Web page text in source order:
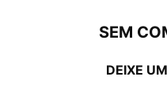
SEM
DEIXE